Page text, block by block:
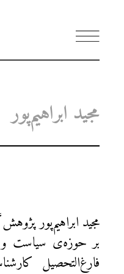
مجید ابراهیم‌پور
مجید ابراهیم‌پور
بر حوزه‌ی سیاست و
فارغ‌التحصیل